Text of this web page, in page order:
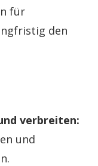
für
den
verbreiten:
und